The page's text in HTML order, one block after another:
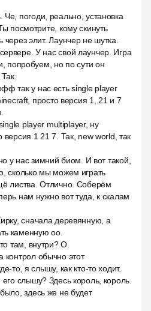
погоди, реально, установка
посмотрите, кому скинуть
элит. Лаунчер не шутка.
У нас свой лаунчер. Игра
попробуем, но по сути он
так у нас есть single player
просто версия 1, 21 и 7
player multiplayer, ну
1 21 7. Так, new world, так
у нас зимний биом. И вот такой,
сколько мы можем играть
листва. Отлично. Соберём
нам нужно вот туда, к скалам
сначала деревянную, а
каменную оо.
там, внутри? О.
контрол обычно этот
то, я слышу, как кто-то ходит.
слышу? Здесь король, король.
здесь же не будет